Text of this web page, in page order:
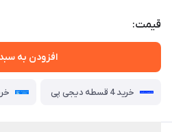
قیمت:
افزودن به
خرید 4 قسطه دیجی پی خرید 4